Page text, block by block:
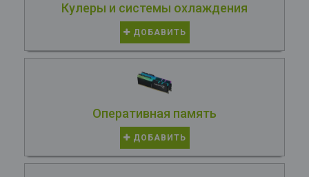
Кулеры и системы охлаждения
ДОБАВИТЬ
Оперативная память
ДОБАВИТЬ